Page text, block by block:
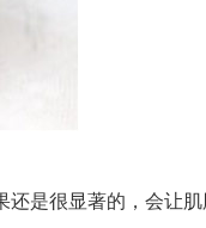
是很显著的，会让肌